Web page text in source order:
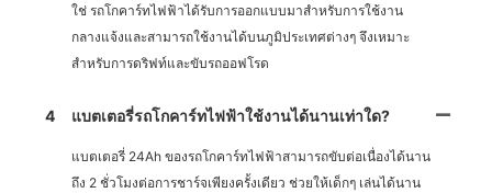
ใช่ รถโกคาร์ทไฟฟ้าได้รับการออกแบบมาสำหรับการใช้งาน
กลางแจ้งและสามารถใช้งานได้บนภูมิประเทศต่างๆ จึงเหมาะ
สำหรับการดริฟท์และขับรถออฟโรด
4 แบตเตอรี่รถโกคาร์ทไฟฟ้าใช้งานได้นานเท่าใด?
แบตเตอรี่ 24Ah ของรถโกคาร์ทไฟฟ้าสามารถขับต่อเนื่องได้นาน
ถึง 2 ชั่วโมงต่อการชาร์จเพียงครั้งเดียว ช่วยให้เด็กๆ เล่นได้นาน